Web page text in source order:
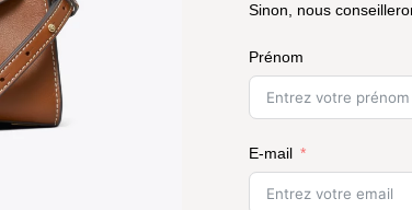
Sinon, nous
Prénom
E-mail